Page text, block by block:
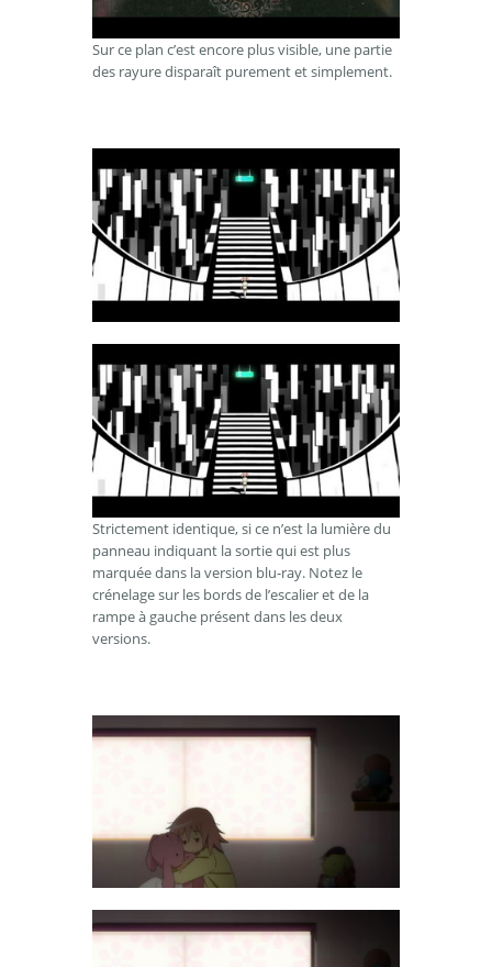
Sur ce plan c’est encore plus visible, une partie
des rayure disparaît purement et simplement.
Strictement identique, si ce n’est la lumière du
panneau indiquant la sortie qui est plus
marquée dans la version blu-ray. Notez le
crénelage sur les bords de l’escalier et de la
rampe à gauche présent dans les deux
versions.